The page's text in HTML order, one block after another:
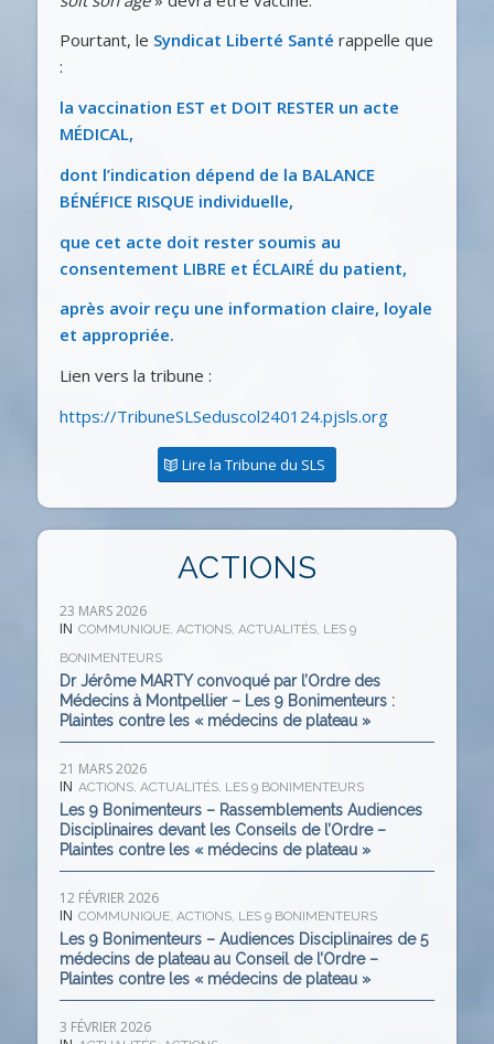
Pourtant, le Syndicat Liberté Santé rappelle que
:
la vaccination EST et DOIT RESTER un acte
MÉDICAL,
dont l’indication dépend de la BALANCE
BÉNÉFICE RISQUE individuelle,
que cet acte doit rester soumis au
consentement LIBRE et ÉCLAIRÉ du patient,
après avoir reçu une information claire, loyale
et appropriée.
Lien vers la tribune :
https://TribuneSLSeduscol240124.pjsls.org
Lire la Tribune du SLS
ACTIONS
23 MARS 2026
IN COMMUNIQUE ACTIONS ACTUALITÉS LES 9
BONIMENTEURS
Dr Jérôme MARTY convoqué par l’Ordre des
Médecins à Montpellier – Les 9 Bonimenteurs :
Plaintes contre les « médecins de plateau »
21 MARS 2026
IN ACTIONS ACTUALITÉS LES 9 BONIMENTEURS
Les 9 Bonimenteurs – Rassemblements Audiences
Disciplinaires devant les Conseils de l’Ordre –
Plaintes contre les « médecins de plateau »
12 FÉVRIER 2026
IN COMMUNIQUE ACTIONS LES 9 BONIMENTEURS
Les 9 Bonimenteurs – Audiences Disciplinaires de 5
médecins de plateau au Conseil de l’Ordre –
Plaintes contre les « médecins de plateau »
3 FÉVRIER 2026